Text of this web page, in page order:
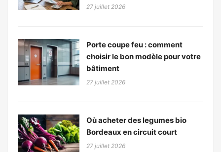
27 juillet 2026
Porte coupe feu : comment
choisir le bon modèle pour votre
bâtiment
27 juillet 2026
Où acheter des legumes bio
Bordeaux en circuit court
27 juillet 2026